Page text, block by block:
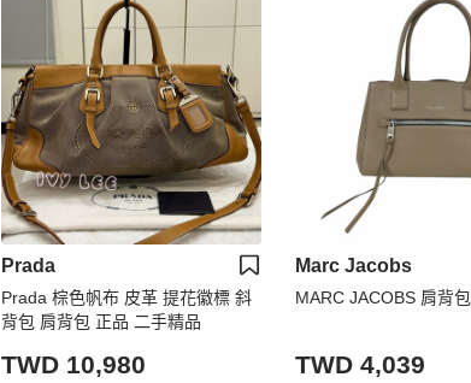
Prada
Prada 棕色帆布 皮革 提花徽標 斜
背包 肩背包 正品 二手精品
TWD 10,980
Marc Jacobs
MARC JACOBS 肩背包
TWD 4,039